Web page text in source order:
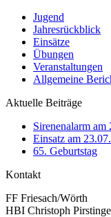
Jugend
Jahresrückblick
Einsätze
Übungen
Veranstaltungen
Allgemeine
Aktuelle Beiträge
Sirenenalarm
Einsatz am
65. Geburtstag
Kontakt
FF Friesach/Wörth
HBI Christoph